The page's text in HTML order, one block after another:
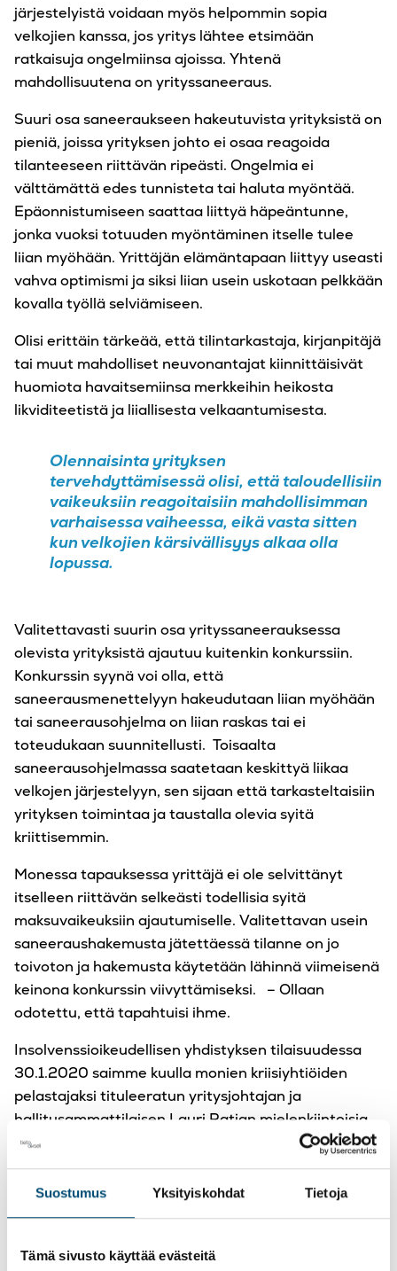
Suostumus Yksityiskohdat Tietoja
Tämä sivusto käyttää evästeitä
järjestelyistä voidaan myös helpommin sopia
velkojien kanssa, jos yritys lähtee etsimään
ratkaisuja ongelmiinsa ajoissa. Yhtenä
mahdollisuutena on yrityssaneeraus.
Suuri osa saneeraukseen hakeutuvista yrityksistä on
pieniä, joissa yrityksen johto ei osaa reagoida
tilanteeseen riittävän ripeästi. Ongelmia ei
välttämättä edes tunnisteta tai haluta myöntää.
Epäonnistumiseen saattaa liittyä häpeäntunne,
jonka vuoksi totuuden myöntäminen itselle tulee
liian myöhään. Yrittäjän elämäntapaan liittyy useasti
vahva optimismi ja siksi liian usein uskotaan pelkkään
kovalla työllä selviämiseen.
Olisi erittäin tärkeää, että tilintarkastaja, kirjanpitäjä
tai muut mahdolliset neuvonantajat kiinnittäisivät
huomiota havaitsemiinsa merkkeihin heikosta
likviditeetistä ja liiallisesta velkaantumisesta.
Olennaisinta yrityksen
tervehdyttämisessä olisi, että taloudellisiin
vaikeuksiin reagoitaisiin mahdollisimman
varhaisessa vaiheessa, eikä vasta sitten
kun velkojien kärsivällisyys alkaa olla
lopussa.
Valitettavasti suurin osa yrityssaneerauksessa
olevista yrityksistä ajautuu kuitenkin konkurssiin.
Konkurssin syynä voi olla, että
saneerausmenettelyyn hakeudutaan liian myöhään
tai saneerausohjelma on liian raskas tai ei
toteudukaan suunnitellusti. Toisaalta
saneerausohjelmassa saatetaan keskittyä liikaa
velkojen järjestelyyn, sen sijaan että tarkasteltaisiin
yrityksen toimintaa ja taustalla olevia syitä
kriittisemmin.
Monessa tapauksessa yrittäjä ei ole selvittänyt
itselleen riittävän selkeästi todellisia syitä
maksuvaikeuksiin ajautumiselle. Valitettavan usein
saneeraushakemusta jätettäessä tilanne on jo
toivoton ja hakemusta käytetään lähinnä viimeisenä
keinona konkurssin viivyttämiseksi. – Ollaan
odotettu, että tapahtuisi ihme.
Insolvenssioikeudellisen yhdistyksen tilaisuudessa
30.1.2020 saimme kuulla monien kriisiyhtiöiden
pelastajaksi tituleeratun yritysjohtajan ja
hallitusammattilaisen Lauri Ratian mielenkiintoisia
näkemyksiä tervehdyttämisen onnistumisen
edellytyksistä. Ratia totesi, että kovan faktan lisäksi
tarvitaan myös intuitiota sekä tunnetta: on oltava
samaan suuntaan. Tappiollinenkin yritys voidaan